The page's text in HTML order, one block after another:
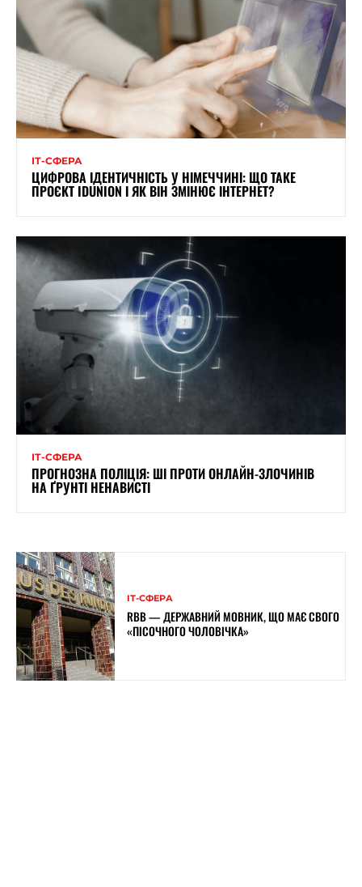
ІТ-СФЕРА
ЦИФРОВА ІДЕНТИЧНІСТЬ У НІМЕЧЧИНІ: ЩО ТАКЕ
ПРОЄКТ IDUNION І ЯК ВІН ЗМІНЮЄ ІНТЕРНЕТ?
ІТ-СФЕРА
ПРОГНОЗНА ПОЛІЦІЯ: ШІ ПРОТИ ОНЛАЙН-ЗЛОЧИНІВ
НА ҐРУНТІ НЕНАВИСТІ
ІТ-СФЕРА
RBB — ДЕРЖАВНИЙ МОВНИК, ЩО МАЄ СВОГО
«ПІСОЧНОГО ЧОЛОВІЧКА»